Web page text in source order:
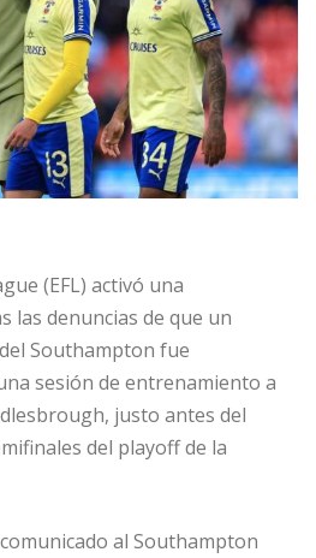
(EFL) activó una
las denuncias de que un
Southampton fue
sesión de entrenamiento a
justo antes del
del playoff de la
al Southampton